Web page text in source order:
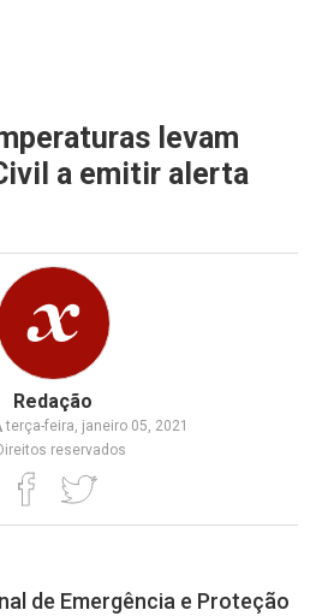
levam
a emitir alerta
Redação
terça-feira, janeiro 05, 2021
reservados
de Emergência e Proteção